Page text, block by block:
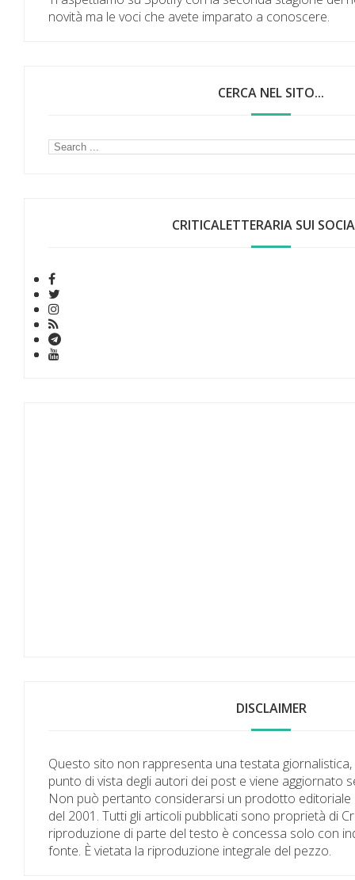
novità ma le voci che avete imparato a conoscere.
CERCA NEL SITO...
CRITICALETTERARIA SUI
DISCLAIMER
Questo sito non rappresenta una testata
punto di vista degli autori dei post e viene aggiornato
Non può pertanto considerarsi un prodotto editoriale
del 2001. Tutti gli articoli pubblicati sono proprietà di
riproduzione di parte del testo è concessa solo con
fonte. È vietata la riproduzione integrale del pezzo.